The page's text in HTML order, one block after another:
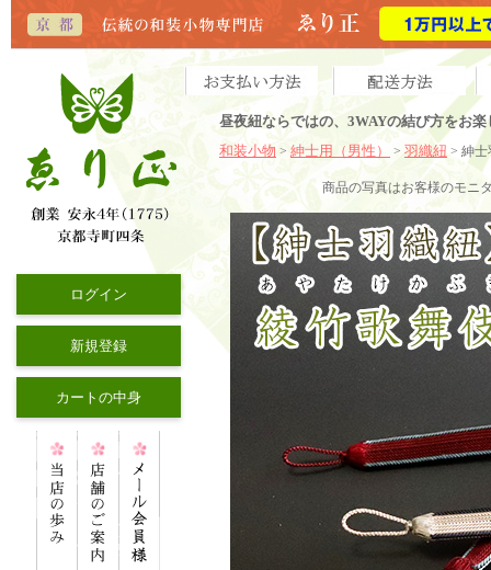
ログイン
新規登録
カートの中身
昼夜紐ならではの、3WAYの結び方をお
和装小物 > 紳士用（男性） > 羽織紐 > 紳士
商品の写真はお客様のモニ